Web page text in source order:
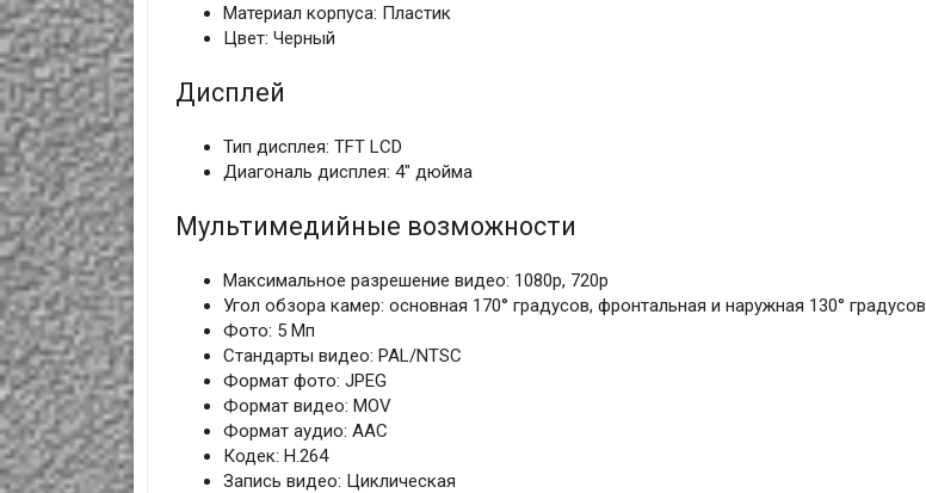
Материал корпуса: Пластик
Цвет: Черный
Дисплей
Тип дисплея: TFT LCD
Диагональ дисплея: 4" дюйма
Мультимедийные возможности
Максимальное разрешение видео: 1080p, 720p
Угол обзора камер: основная 170° градусов, фронтальная и наружная 130° градусов
Фото: 5 Мп
Стандарты видео: PAL/NTSC
Формат фото: JPEG
Формат видео: MOV
Формат аудио: AАC
Кодек: H.264
Запись видео: Циклическая